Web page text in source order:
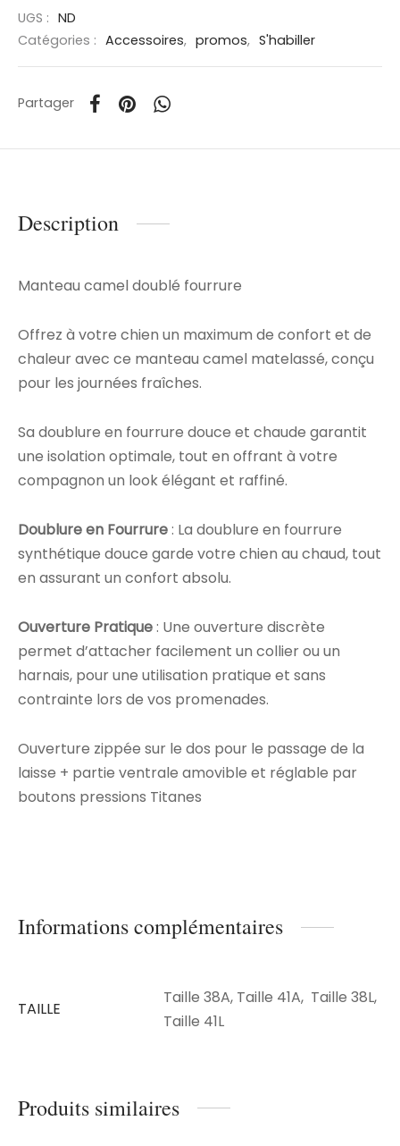
UGS : ND
Catégories : Accessoires, promos, S'habiller
Partager
Description
Manteau camel doublé fourrure
Offrez à votre chien un maximum de confort et de
chaleur avec ce manteau camel matelassé, conçu
pour les journées fraîches.
Sa doublure en fourrure douce et chaude garantit
une isolation optimale, tout en offrant à votre
compagnon un look élégant et raffiné.
Doublure en Fourrure: La doublure en fourrure
synthétique douce garde votre chien au chaud, tout
en assurant un confort absolu.
Ouverture Pratique: Une ouverture discrète
permet d’attacher facilement un collier ou un
harnais, pour une utilisation pratique et sans
contrainte lors de vos promenades.
Ouverture zippée sur le dos pour le passage de la
laisse + partie ventrale amovible et réglable par
boutons pressions Titanes
Informations complémentaires
TAILLE
Taille 38A, Taille 41A, Taille 38L,
Taille 41L
Produits similaires